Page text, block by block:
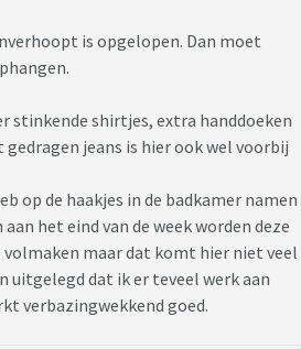
is opgelopen. Dan moet
stinkende shirtjes, extra handdoeken
jeans is hier ook wel voorbij
op de haakjes in de badkamer namen
het eind van de week worden deze
maar dat komt hier niet veel
uitgelegd dat ik er teveel werk aan
verbazingwekkend goed.